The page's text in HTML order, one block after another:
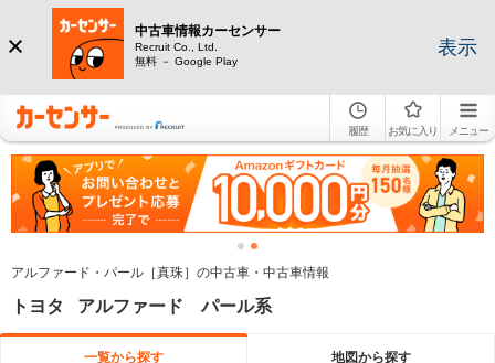
中古車情報カーセンサー
Recruit Co., Ltd.
無料 － Google Play
表示
履歴 お気に入り メニュー
アルファード・パール［真珠］の中古車・中古車情報
トヨタ アルファード パール系
一覧から探す 地図から探す